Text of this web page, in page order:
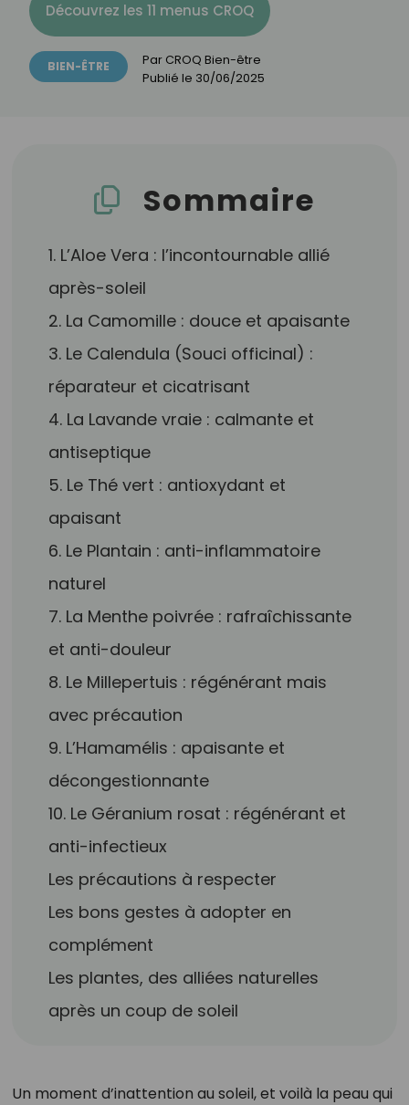
Découvrez les 11 menus CROQ
BIEN-ÊTRE Par CROQ Bien-être
Publié le 30/06/2025
Sommaire
1. L’Aloe Vera : l’incontournable allié
après-soleil
2. La Camomille : douce et apaisante
3. Le Calendula (Souci officinal) :
réparateur et cicatrisant
4. La Lavande vraie : calmante et
antiseptique
5. Le Thé vert : antioxydant et
apaisant
6. Le Plantain : anti-inflammatoire
naturel
7. La Menthe poivrée : rafraîchissante
et anti-douleur
8. Le Millepertuis : régénérant mais
avec précaution
9. L’Hamamélis : apaisante et
décongestionnante
10. Le Géranium rosat : régénérant et
anti-infectieux
Les précautions à respecter
Les bons gestes à adopter en
complément
Les plantes, des alliées naturelles
après un coup de soleil
Un moment d’inattention au soleil, et voilà la peau qui